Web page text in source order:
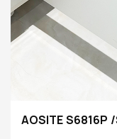
AOSITE S6816P